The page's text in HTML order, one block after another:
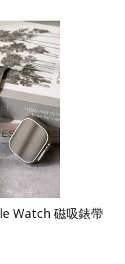
Watch 磁吸錶帶